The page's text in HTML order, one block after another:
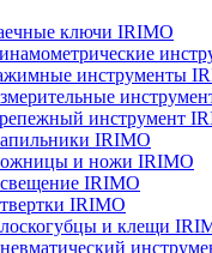
ключи IRIMO
инструменты
инструмент
IRIMO
и ножи IRIMO
IRIMO
IRIMO
и клещи